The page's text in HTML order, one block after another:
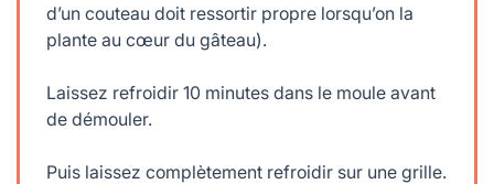
d’un couteau doit ressortir propre lorsqu’on la
plante au cœur du gâteau).
Laissez refroidir 10 minutes dans le moule avant
de démouler.
Puis laissez complètement refroidir sur une grille.